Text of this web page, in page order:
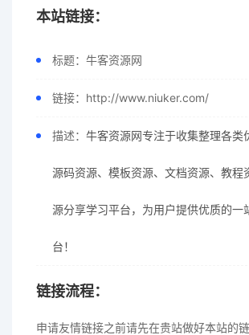
本站链接：
标题：牛客资源网
链接：http://www.niuker.com/
描述： 牛客资源网专注于收集整理各类
源码资源、模板资源、文档资源、教程
源分享学习平台，为用户提供优质的一
台！
链接流程：
申请友情链接之前请先在贵站做好本站的